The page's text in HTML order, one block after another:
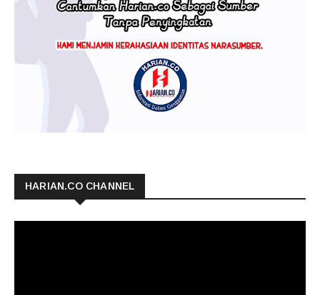
HARIAN.CO CHANNEL